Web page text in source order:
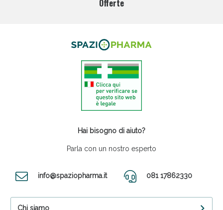
Offerte
Hai bisogno di aiuto?
Parla con un nostro esperto
info@spaziopharma.it 081 17862330
Chi siamo